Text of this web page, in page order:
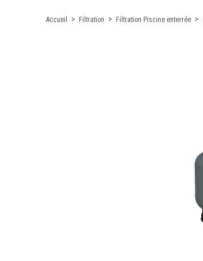
Accueil Filtration Filtration Piscine enterrée